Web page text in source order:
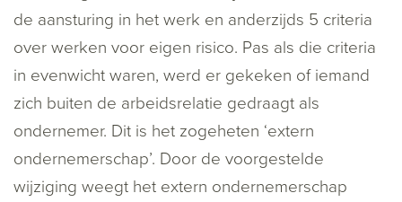
de aansturing in het werk en anderzijds 5 criteria
over werken voor eigen risico. Pas als die criteria
in evenwicht waren, werd er gekeken of iemand
zich buiten de arbeidsrelatie gedraagt als
ondernemer. Dit is het zogeheten ‘extern
ondernemerschap’. Door de voorgestelde
wijziging weegt het extern ondernemerschap